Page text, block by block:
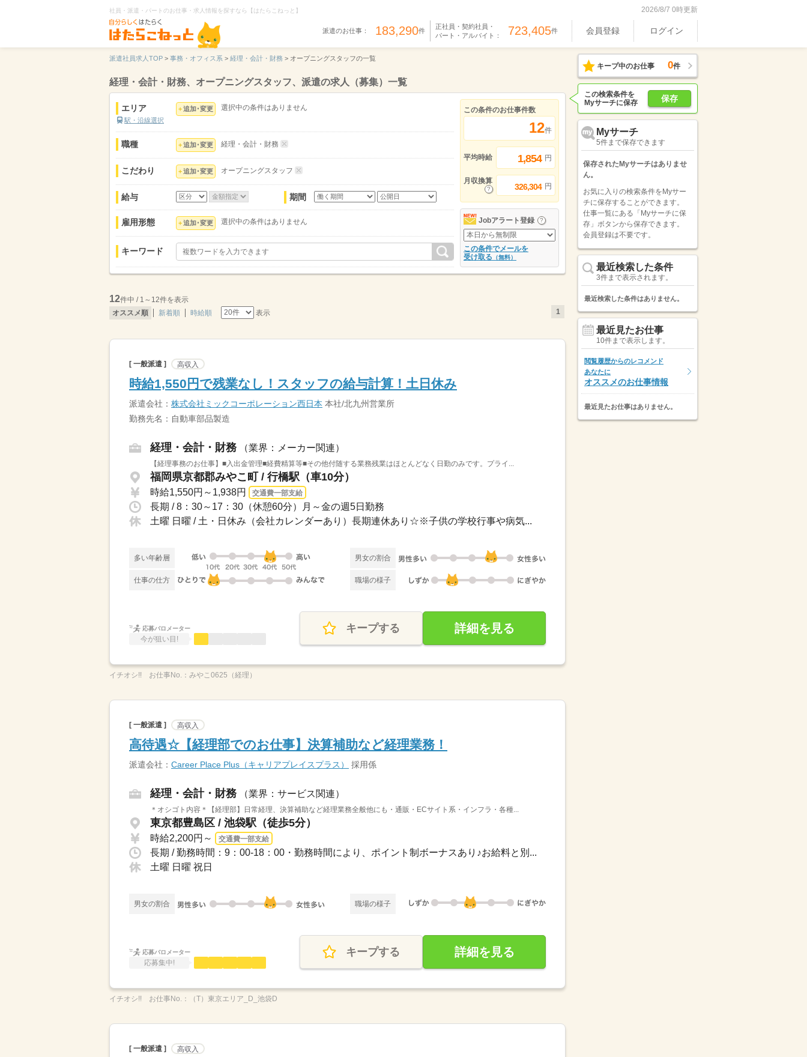
社員・派遣・パートのお仕事・求人情報を探すなら【はたらこねっと】 2026/8/7 0時更新
派遣のお仕事： 183,290件
正社員・契約社員・
パート・アルバイト： 723,405件 会員登録 ログイン
派遣社員求人TOP > 事務・オフィス系 > 経理・会計・財務 > オープニングスタッフの一覧
経理・会計・財務、オープニングスタッフ、派遣の求人（募集）一覧
エリア
駅・沿線選択
追加･変更 選択中の条件はありません
職種 追加･変更 経理・会計・財務
こだわり 追加･変更 オープニングスタッフ
給与 期間
雇用形態 追加･変更 選択中の条件はありません
キーワード
この条件のお仕事件数
12件
平均時給 1,854 円
月収換算
326,304 円
Jobアラート登録
この条件でメールを
受け取る （無料）
12件中 / 1～12件を表示
オススメ順
新着順 時給順 表示 1
[ 一般派遣 ] 高収入
時給1,550円で残業なし！スタッフの給与計算！土日休み
派遣会社： 株式会社ミックコーポレーション西日本 本社/北九州営業所
勤務先名：自動車部品製造
経理・会計・財務 （業界：メーカー関連）
【経理事務のお仕事】■入出金管理■経費精算等■その他付随する業務残業はほとんどなく日勤のみです。プライ...
福岡県京都郡みやこ町 / 行橋駅（車10分）
時給1,550円～1,938円 交通費一部支給
長期 / 8：30～17：30（休憩60分）月～金の週5日勤務
土曜 日曜 / 土・日休み（会社カレンダーあり）長期連休あり☆※子供の学校行事や病気...
多い年齢層 男女の割合
仕事の仕方 職場の様子
応募バロメーター
今が狙い目!
キープする 詳細を見る
イチオシ!! お仕事No.： みやこ0625（経理）
[ 一般派遣 ] 高収入
高待遇☆【経理部でのお仕事】決算補助など経理業務！
派遣会社： Career Place Plus（キャリアプレイスプラス） 採用係
経理・会計・財務 （業界：サービス関連）
＊オシゴト内容＊【経理部】日常経理、決算補助など経理業務全般他にも・通販・ECサイト系・インフラ・各種...
東京都豊島区 / 池袋駅（徒歩5分）
時給2,200円～ 交通費一部支給
長期 / 勤務時間：9：00-18：00・勤務時間により、ポイント制ボーナスあり♪お給料と別...
土曜 日曜 祝日
男女の割合 職場の様子
応募バロメーター
応募集中!
キープする 詳細を見る
イチオシ!! お仕事No.： （T）東京エリア_D_池袋D
[ 一般派遣 ] 高収入
キープ中のお仕事 0件
保存
この検索条件を
Myサーチに保存
Myサーチ
5件まで保存できます
保存されたMyサーチはありませ
ん。
お気に入りの検索条件をMyサー
チに保存することができます。
仕事一覧にある「Myサーチに保
存」ボタンから保存できます。
会員登録は不要です。
最近検索した条件
3件まで表示されます。
最近検索した条件はありません。
最近見たお仕事
10件まで表示します。
閲覧履歴からのレコメンド
あなたに
オススメのお仕事情報
最近見たお仕事はありません。